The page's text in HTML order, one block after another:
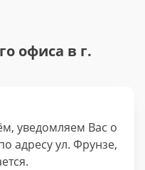
офиса в г.
уведомляем Вас о
адресу ул. Фрунзе,